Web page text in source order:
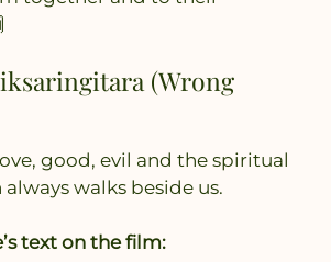
(Wrong
good, evil and the spiritual
walks beside us.
text on the film: